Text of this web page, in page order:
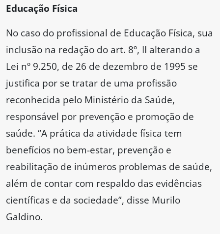
Educação Física
No caso do profissional de Educação Física, sua
inclusão na redação do art. 8º, II alterando a
Lei nº 9.250, de 26 de dezembro de 1995 se
justifica por se tratar de uma profissão
reconhecida pelo Ministério da Saúde,
responsável por prevenção e promoção de
saúde. “A prática da atividade física tem
benefícios no bem-estar, prevenção e
reabilitação de inúmeros problemas de saúde,
além de contar com respaldo das evidências
científicas e da sociedade”, disse Murilo
Galdino.